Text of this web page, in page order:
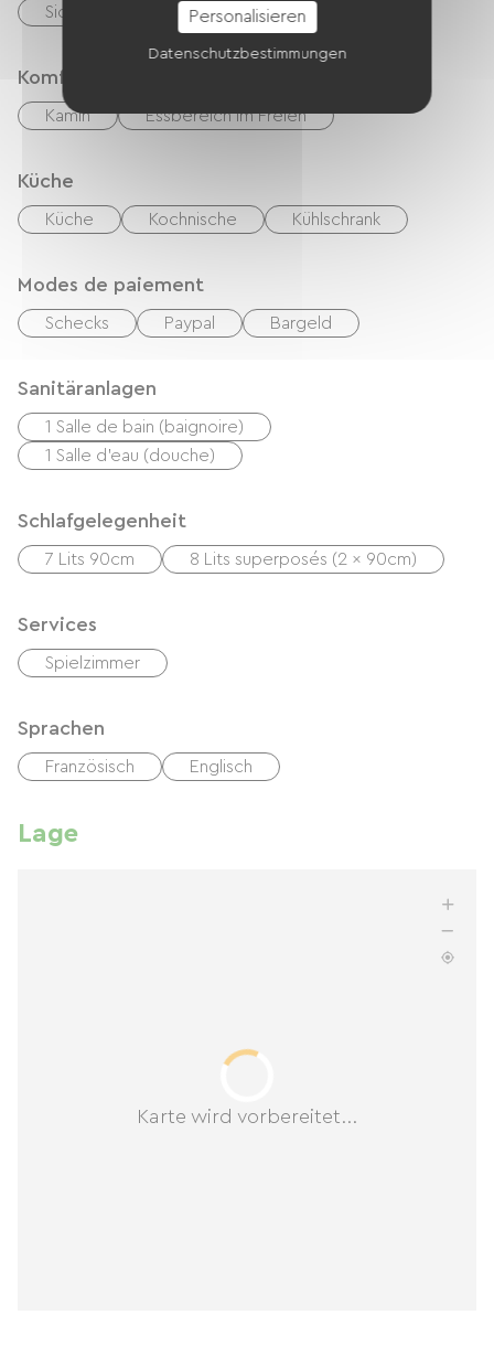
Sicherer Fahrradunterstand
Komfort
Kamin Essbereich im Freien
Küche
Küche Kochnische Kühlschrank
Modes de paiement
Schecks Paypal Bargeld
Sanitäranlagen
1 Salle de bain (baignoire)
1 Salle d'eau (douche)
Schlafgelegenheit
7 Lits 90cm 8 Lits superposés (2 x 90cm)
Services
Spielzimmer
Sprachen
Französisch Englisch
Lage
Karte wird vorbereitet...
Personalisieren
Datenschutzbestimmungen